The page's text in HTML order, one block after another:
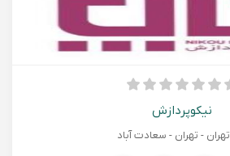
نیکوپردازش
تهران - تهران - سعادت آباد